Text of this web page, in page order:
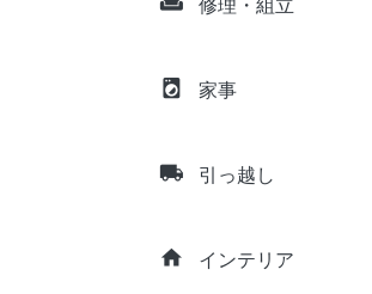
修理・組立
local_laundry_service 家事
local_shipping 引っ越し
home インテリア